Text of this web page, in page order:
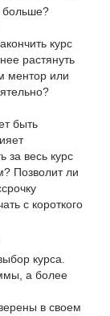
больше?
курс
растянуть
ментор или
быть
за весь курс
Позволит ли
с короткого
курса.
а более
в своем